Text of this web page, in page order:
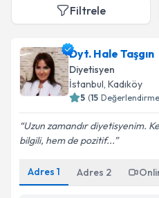
Filtrele
Dyt. Hale Taşgın
Diyetisyen
İstanbul, Kadıköy
5 (15
Uzun zamandır diyetisyenim.
bilgili, hem de pozitif...
Adres 1 Adres 2